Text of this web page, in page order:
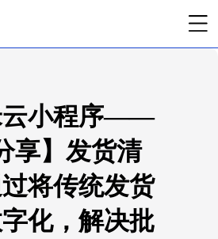
云小程序——
享】发货清
将传统发货
化，解决批